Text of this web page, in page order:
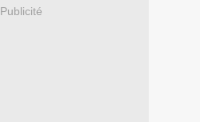
Publicité